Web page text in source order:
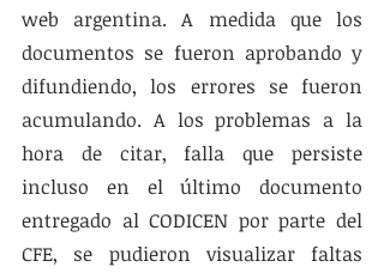
web argentina. A medida que los
documentos se fueron aprobando y
difundiendo, los errores se fueron
acumulando. A los problemas a la
hora de citar, falla que persiste
incluso en el último documento
entregado al CODICEN por parte del
CFE, se pudieron visualizar faltas